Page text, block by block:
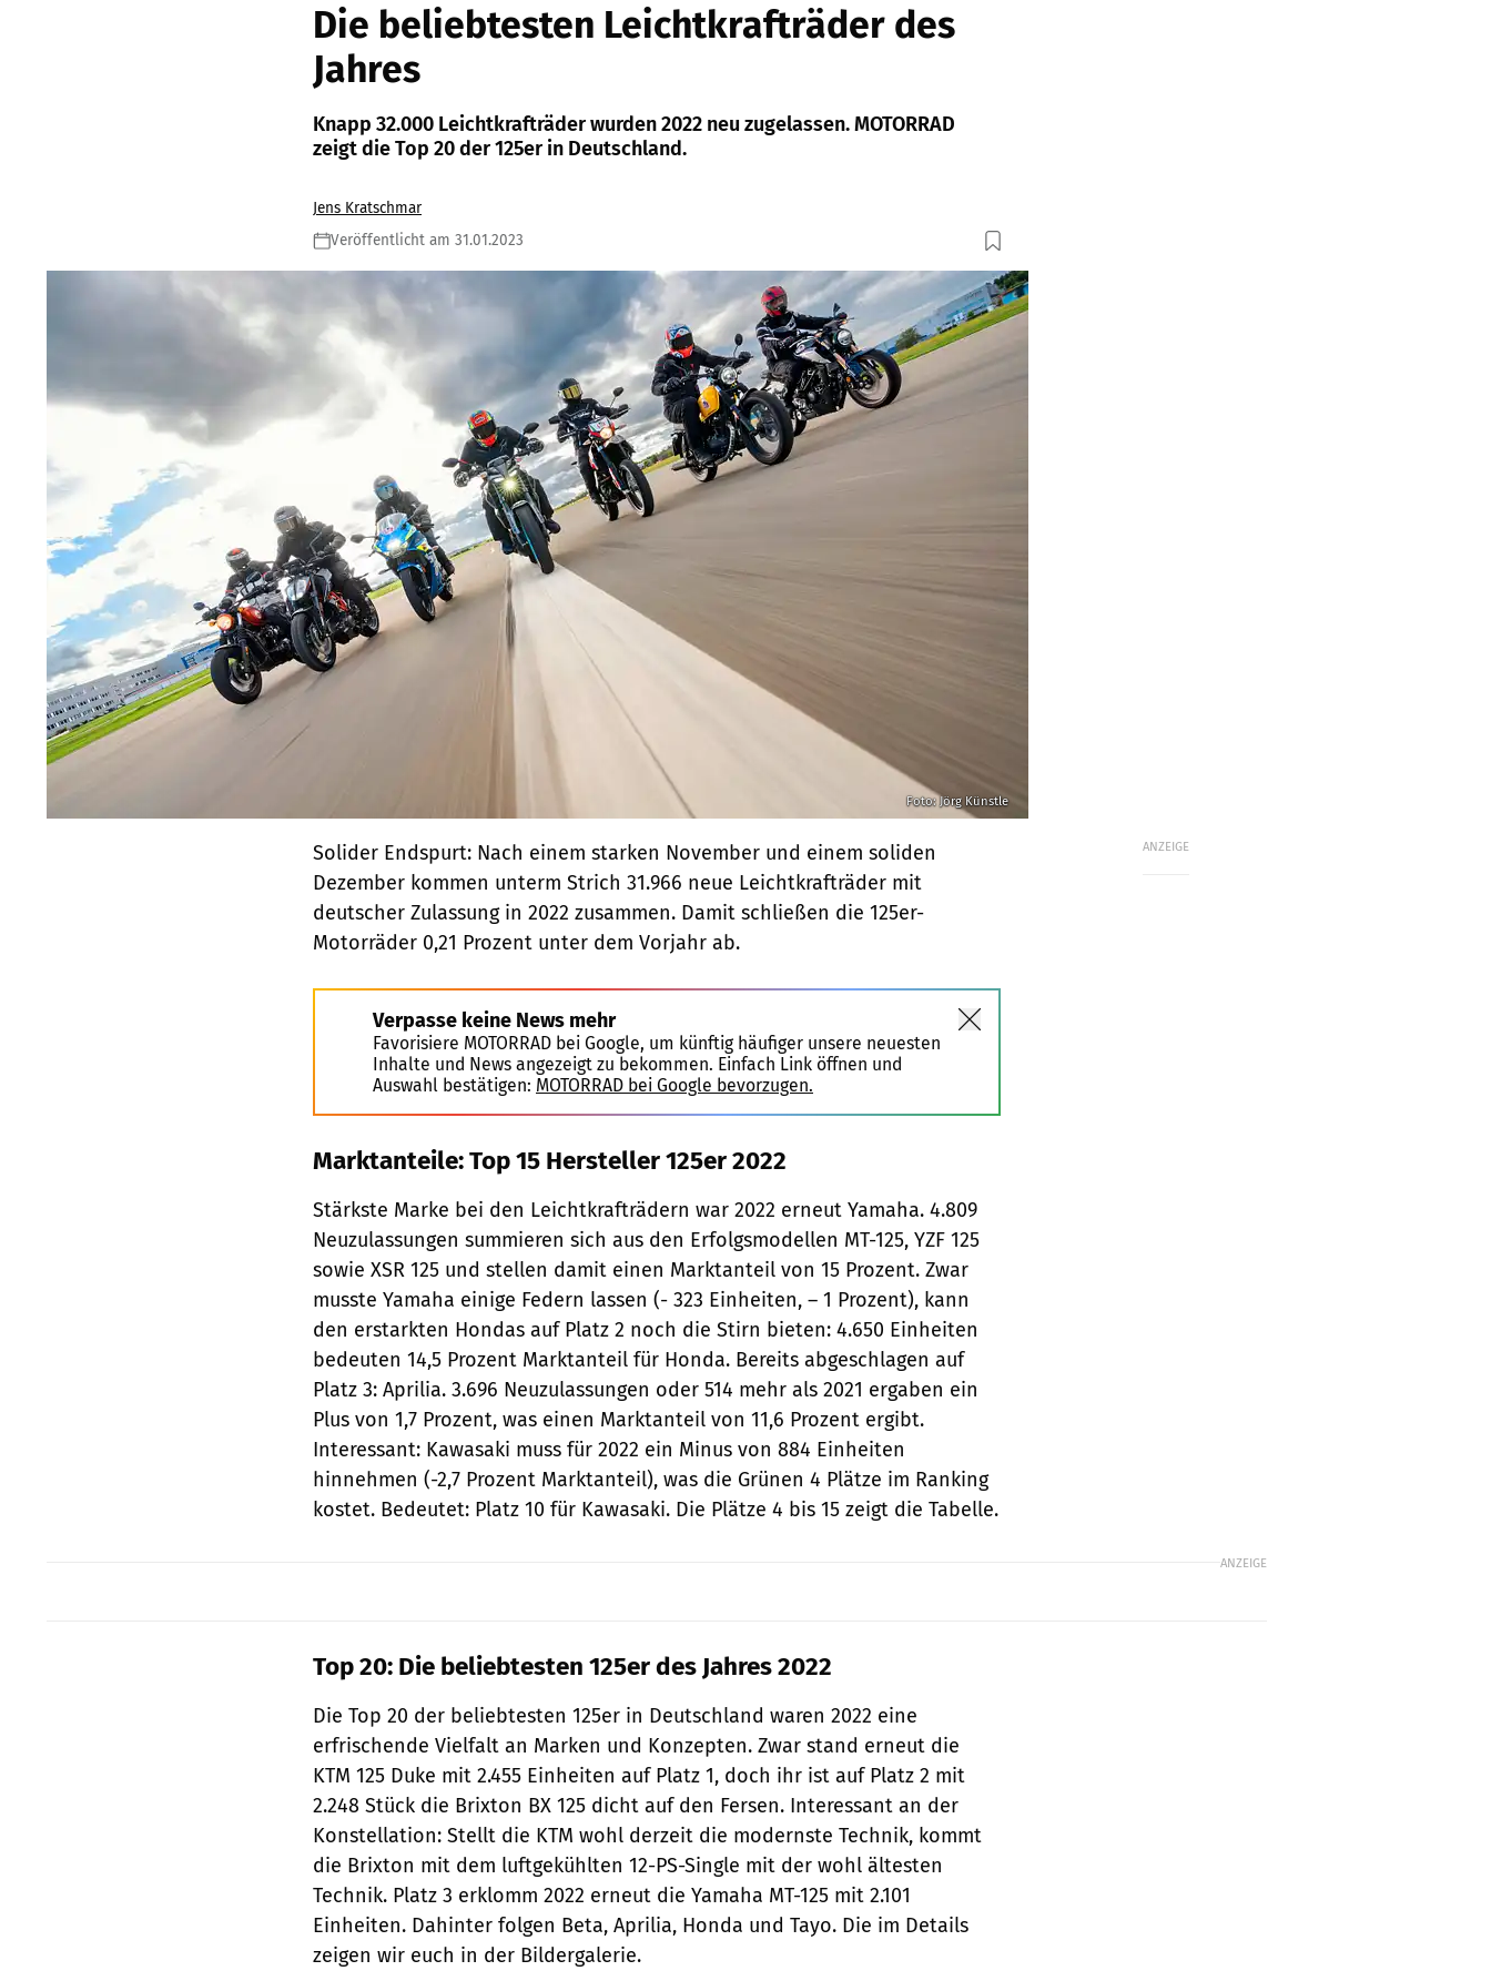
Die beliebtesten Leichtkrafträder des
Jahres
Knapp 32.000 Leichtkrafträder wurden 2022 neu zugelassen. MOTORRAD
zeigt die Top 20 der 125er in Deutschland.
Jens Kratschmar
Veröffentlicht am 31.01.2023
Foto: Jörg Künstle
ANZEIGE
Solider Endspurt: Nach einem starken November und einem soliden
Dezember kommen unterm Strich 31.966 neue Leichtkrafträder mit
deutscher Zulassung in 2022 zusammen. Damit schließen die 125er-
Motorräder 0,21 Prozent unter dem Vorjahr ab.
Verpasse keine News mehr
Favorisiere MOTORRAD bei Google, um künftig häufiger unsere neuesten
Inhalte und News angezeigt zu bekommen. Einfach Link öffnen und
Auswahl bestätigen: MOTORRAD bei Google bevorzugen.
Marktanteile: Top 15 Hersteller 125er 2022
Stärkste Marke bei den Leichtkrafträdern war 2022 erneut Yamaha. 4.809
Neuzulassungen summieren sich aus den Erfolgsmodellen MT-125, YZF 125
sowie XSR 125 und stellen damit einen Marktanteil von 15 Prozent. Zwar
musste Yamaha einige Federn lassen (- 323 Einheiten, – 1 Prozent), kann
den erstarkten Hondas auf Platz 2 noch die Stirn bieten: 4.650 Einheiten
bedeuten 14,5 Prozent Marktanteil für Honda. Bereits abgeschlagen auf
Platz 3: Aprilia. 3.696 Neuzulassungen oder 514 mehr als 2021 ergaben ein
Plus von 1,7 Prozent, was einen Marktanteil von 11,6 Prozent ergibt.
Interessant: Kawasaki muss für 2022 ein Minus von 884 Einheiten
hinnehmen (-2,7 Prozent Marktanteil), was die Grünen 4 Plätze im Ranking
kostet. Bedeutet: Platz 10 für Kawasaki. Die Plätze 4 bis 15 zeigt die Tabelle.
ANZEIGE
Top 20: Die beliebtesten 125er des Jahres 2022
Die Top 20 der beliebtesten 125er in Deutschland waren 2022 eine
erfrischende Vielfalt an Marken und Konzepten. Zwar stand erneut die
KTM 125 Duke mit 2.455 Einheiten auf Platz 1, doch ihr ist auf Platz 2 mit
2.248 Stück die Brixton BX 125 dicht auf den Fersen. Interessant an der
Konstellation: Stellt die KTM wohl derzeit die modernste Technik, kommt
die Brixton mit dem luftgekühlten 12-PS-Single mit der wohl ältesten
Technik. Platz 3 erklomm 2022 erneut die Yamaha MT-125 mit 2.101
Einheiten. Dahinter folgen Beta, Aprilia, Honda und Tayo. Die im Details
zeigen wir euch in der Bildergalerie.